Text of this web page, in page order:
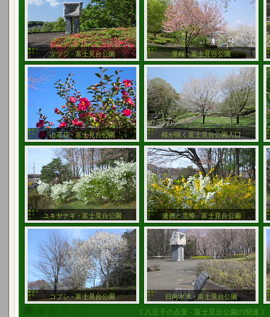
ツツジ - 富士見台公園 里桜 - 富士見台公園
山茶花 - 富士見台公園 桜が咲く富士見台公園入口
ユキヤナギ - 富士見台公園 連翹と雪柳 - 富士見台公園
コブシ - 富士見台公園 日向水木 - 富士見台公園
《 八王子の点景 - 富士見台公園の関連 》